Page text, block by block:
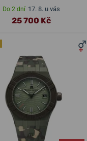
Do 2 dní 17. 8. u vás
25 700 Kč